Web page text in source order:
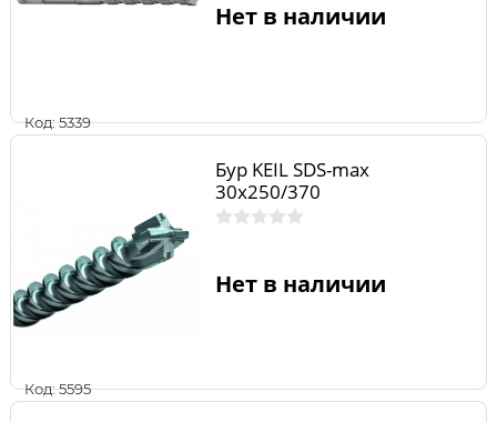
Код: 5339
Нет в наличии
Код: 5595
Бур KEIL SDS-max
30х250/370
Нет в наличии